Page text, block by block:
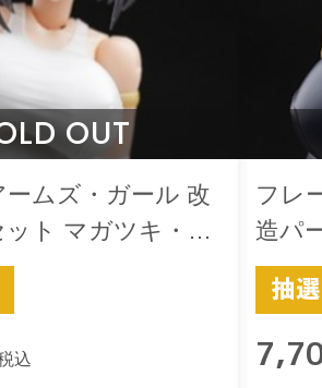
OUT
ームズ・ガール 改
ト マガツキ・ド
楽-スクみず 白
込
フレ
造パ
ゥル